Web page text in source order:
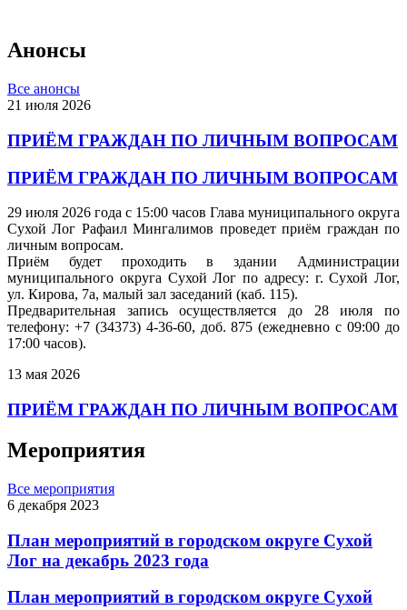
Анонсы
Все анонсы
21 июля 2026
ПРИЁМ ГРАЖДАН ПО ЛИЧНЫМ ВОПРОСАМ
ПРИЁМ ГРАЖДАН ПО ЛИЧНЫМ ВОПРОСАМ
29 июля 2026 года с 15:00 часов Глава муниципального округа
Сухой Лог Рафаил Мингалимов проведет приём граждан по
личным вопросам.
Приём будет проходить в здании Администрации
муниципального округа Сухой Лог по адресу: г. Сухой Лог,
ул. Кирова, 7а, малый зал заседаний (каб. 115).
Предварительная запись осуществляется до 28 июля по
телефону: +7 (34373) 4-36-60, доб. 875 (ежедневно с 09:00 до
17:00 часов).
13 мая 2026
ПРИЁМ ГРАЖДАН ПО ЛИЧНЫМ ВОПРОСАМ
Мероприятия
Все мероприятия
6 декабря 2023
План мероприятий в городском округе Сухой
Лог на декабрь 2023 года
План мероприятий в городском округе Сухой